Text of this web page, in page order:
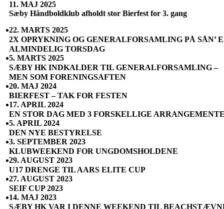
11. MAJ 2025
Sæby Håndboldklub afholdt stor Bierfest for 3. gang
22. MARTS 2025
2X OPRYKNING OG GENERALFORSAMLING PÅ SÅN’
ALMINDELIG TORSDAG
5. MARTS 2025
SÆBY HK INDKALDER TIL GENERALFORSAMLING –
MEN SOM FORENINGSAFTEN
20. MAJ 2024
BIERFEST – TAK FOR FESTEN
17. APRIL 2024
EN STOR DAG MED 3 FORSKELLIGE
5. APRIL 2024
DEN NYE BESTYRELSE
3. SEPTEMBER 2023
KLUBWEEKEND FOR UNGDOMSHOLDENE
29. AUGUST 2023
U17 DRENGE TIL AARS ELITE CUP
27. AUGUST 2023
SEIF CUP 2023
14. MAJ 2023
SÆBY HK VAR I DENNE WEEKEND TIL